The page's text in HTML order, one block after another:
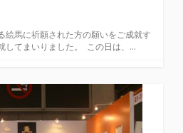
絵馬に祈願された方の願いをご成就す
してまいりました。 この日は、...